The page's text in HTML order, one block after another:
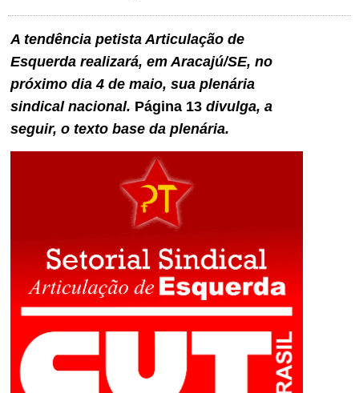
A tendência petista Articulação de
Esquerda realizará, em Aracajú/SE, no
próximo dia 4 de maio, sua plenária
sindical nacional. Página 13 divulga, a
seguir, o texto base da plenária.